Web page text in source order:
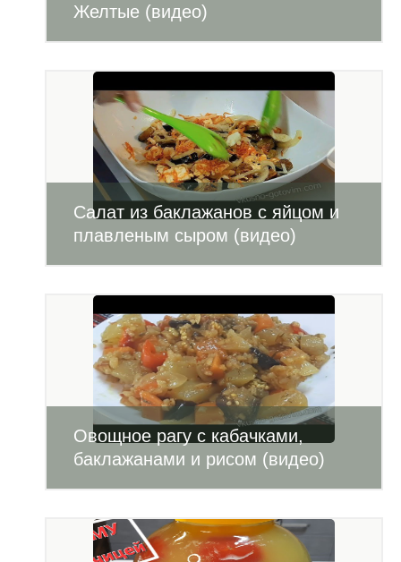
Желтые (видео)
Салат из баклажанов с яйцом и
плавленым сыром (видео)
Овощное рагу с кабачками,
баклажанами и рисом (видео)